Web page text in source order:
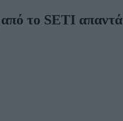
από το SETI απαντά